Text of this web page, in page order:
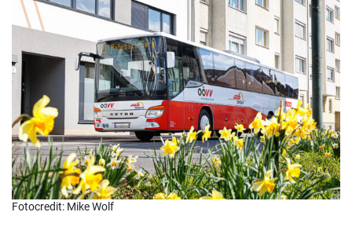
Fotocredit: Mike Wolf